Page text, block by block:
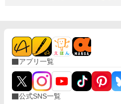
アプリ一覧
公式SNS一覧